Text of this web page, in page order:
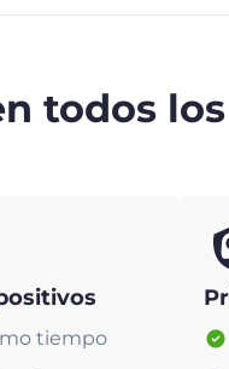
todos
tiempo